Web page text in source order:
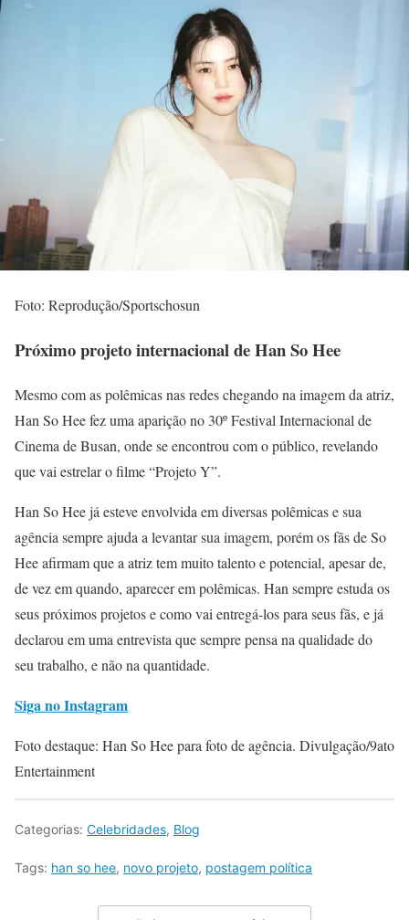
Foto: Reprodução/Sportschosun
Próximo projeto internacional de Han So Hee
Mesmo com as polêmicas nas redes chegando na imagem da atriz,
Han So Hee fez uma aparição no 30º Festival Internacional de
Cinema de Busan, onde se encontrou com o público, revelando
que vai estrelar o filme “Projeto Y”.
Han So Hee já esteve envolvida em diversas polêmicas e sua
agência sempre ajuda a levantar sua imagem, porém os fãs de So
Hee afirmam que a atriz tem muito talento e potencial, apesar de,
de vez em quando, aparecer em polêmicas. Han sempre estuda os
seus próximos projetos e como vai entregá-los para seus fãs, e já
declarou em uma entrevista que sempre pensa na qualidade do
seu trabalho, e não na quantidade.
Siga no Instagram
Foto destaque: Han So Hee para foto de agência. Divulgação/9ato
Entertainment
Categorias: Celebridades, Blog
Tags: han so hee, novo projeto, postagem política